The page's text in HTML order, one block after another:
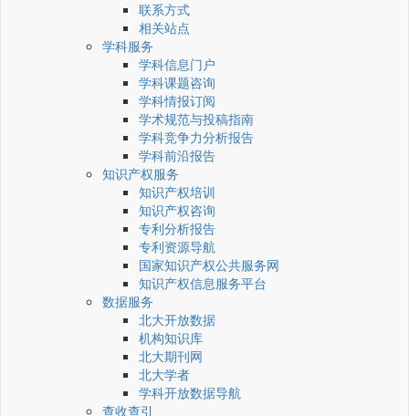
联系方式
相关站点
学科服务
学科信息门户
学科课题咨询
学科情报订阅
学术规范与投稿指南
学科竞争力分析报告
学科前沿报告
知识产权服务
知识产权培训
知识产权咨询
专利分析报告
专利资源导航
国家知识产权公共服务网
知识产权信息服务平台
数据服务
北大开放数据
机构知识库
北大期刊网
北大学者
学科开放数据导航
查收查引